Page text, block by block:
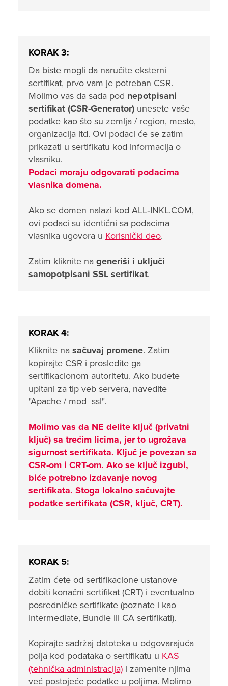
KORAK 3:
Da biste mogli da naručite eksterni
sertifikat, prvo vam je potreban CSR.
Molimo vas da sada pod nepotpisani
sertifikat (CSR-Generator) unesete vaše
podatke kao što su zemlja / region, mesto,
organizacija itd. Ovi podaci će se zatim
prikazati u sertifikatu kod informacija o
vlasniku.
Podaci moraju odgovarati podacima
vlasnika domena.
Ako se domen nalazi kod ALL‑INKL.COM,
ovi podaci su identični sa podacima
vlasnika ugovora u Korisnički deo.
Zatim kliknite na generiši i uključi
samopotpisani SSL sertifikat.
KORAK 4:
Kliknite na sačuvaj promene. Zatim
kopirajte CSR i prosledite ga
sertifikacionom autoritetu. Ako budete
upitani za tip veb servera, navedite
"Apache / mod_ssl".
Molimo vas da NE delite ključ (privatni
ključ) sa trećim licima, jer to ugrožava
sigurnost sertifikata. Ključ je povezan sa
CSR-om i CRT-om. Ako se ključ izgubi,
biće potrebno izdavanje novog
sertifikata. Stoga lokalno sačuvajte
podatke sertifikata (CSR, ključ, CRT).
KORAK 5:
Zatim ćete od sertifikacione ustanove
dobiti konačni sertifikat (CRT) i eventualno
posredničke sertifikate (poznate i kao
Intermediate, Bundle ili CA sertifikati).
Kopirajte sadržaj datoteka u odgovarajuća
polja kod podataka o sertifikatu u KAS
(tehnička administracija) i zamenite njima
već postojeće podatke u poljima. Molimo